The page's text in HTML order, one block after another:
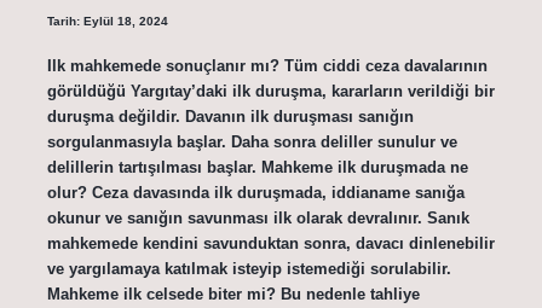
Tarih: Eylül 18, 2024
Ilk mahkemede sonuçlanır mı? Tüm ciddi ceza davalarının
görüldüğü Yargıtay’daki ilk duruşma, kararların verildiği bir
duruşma değildir. Davanın ilk duruşması sanığın
sorgulanmasıyla başlar. Daha sonra deliller sunulur ve
delillerin tartışılması başlar. Mahkeme ilk duruşmada ne
olur? Ceza davasında ilk duruşmada, iddianame sanığa
okunur ve sanığın savunması ilk olarak devralınır. Sanık
mahkemede kendini savunduktan sonra, davacı dinlenebilir
ve yargılamaya katılmak isteyip istemediği sorulabilir.
Mahkeme ilk celsede biter mi? Bu nedenle tahliye